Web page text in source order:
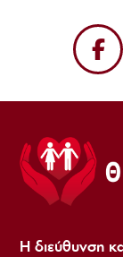
Η διεύθυνση